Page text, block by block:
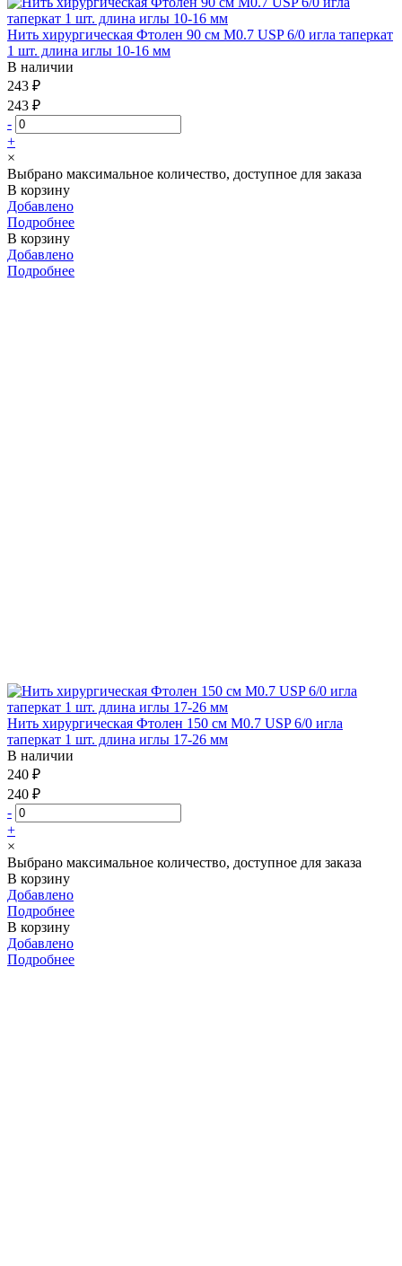
Нить хирургическая Фтолен 90 см М0.7 USP 6/0 игла таперкат
1 шт. длина иглы 10-16 мм
В наличии
243 ₽
243 ₽
-
+
×
Выбрано максимальное количество, доступное для заказа
В корзину
Добавлено
Подробнее
В корзину
Добавлено
Подробнее
Нить хирургическая Фтолен 150 см М0.7 USP 6/0 игла
таперкат 1 шт. длина иглы 17-26 мм
В наличии
240 ₽
240 ₽
-
+
×
Выбрано максимальное количество, доступное для заказа
В корзину
Добавлено
Подробнее
В корзину
Добавлено
Подробнее